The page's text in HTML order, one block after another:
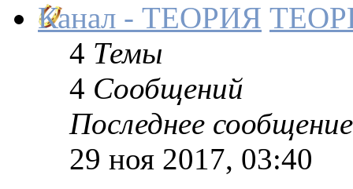
Канал - ТЕОРИЯ
4 Темы
4 Сообщений
Последнее сообщение
29 ноя 2017, 03:40